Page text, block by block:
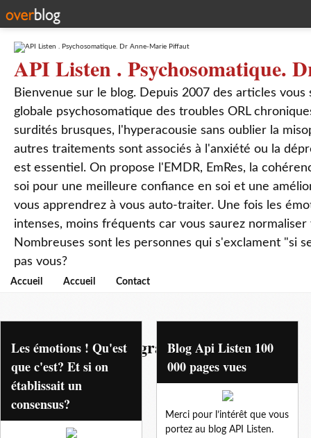
API Listen . Psychosomatique.
Bienvenue sur le blog. Depuis 2007 des articles
globale psychosomatique des troubles ORL
surdités brusques, l'hyperacousie sans oublier la
autres traitements sont associés à l'anxiété ou la
est essentiel. On propose l'EMDR, EmRes, la
soi pour une meilleure confiance en soi et une
vous apprendrez à vous auto-traiter. Une fois les
intenses, moins fréquents car vous saurez
Nombreuses sont les personnes qui s'exclament "si
pas vous?
Accueil Accueil Contact
psychotherapie integrative
Les émotions ! Qu'est
que c'est? Et si on
établissait un
consensus?
Blog Api Listen 100
000 pages vues
Merci pour l’intérêt que vous
portez au blog API Listen.